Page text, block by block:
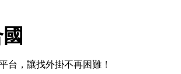
台，讓找外掛不再困難！